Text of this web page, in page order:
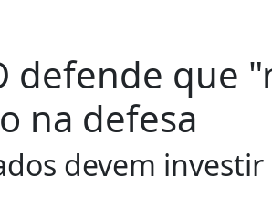
defende que
na defesa
devem investir